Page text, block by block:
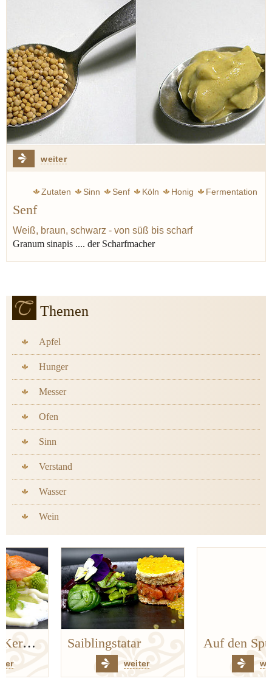
weiter
Zutaten Sinn Senf Köln Honig
Fermentation
Senf
Weiß, braun, schwarz - von süß bis scharf
Granum sinapis .... der Scharfmacher
Themen
Apfel
Hunger
Messer
Ofen
Sinn
Verstand
Wasser
Wein
Saiblingstatar Auf den Spuren der Bergischen Küchenklassiker